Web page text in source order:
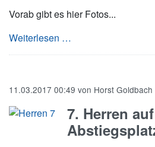
Vorab gibt es hier Fotos...
Weiterlesen …
11.03.2017 00:49 von Horst Goldbach
7. Herren